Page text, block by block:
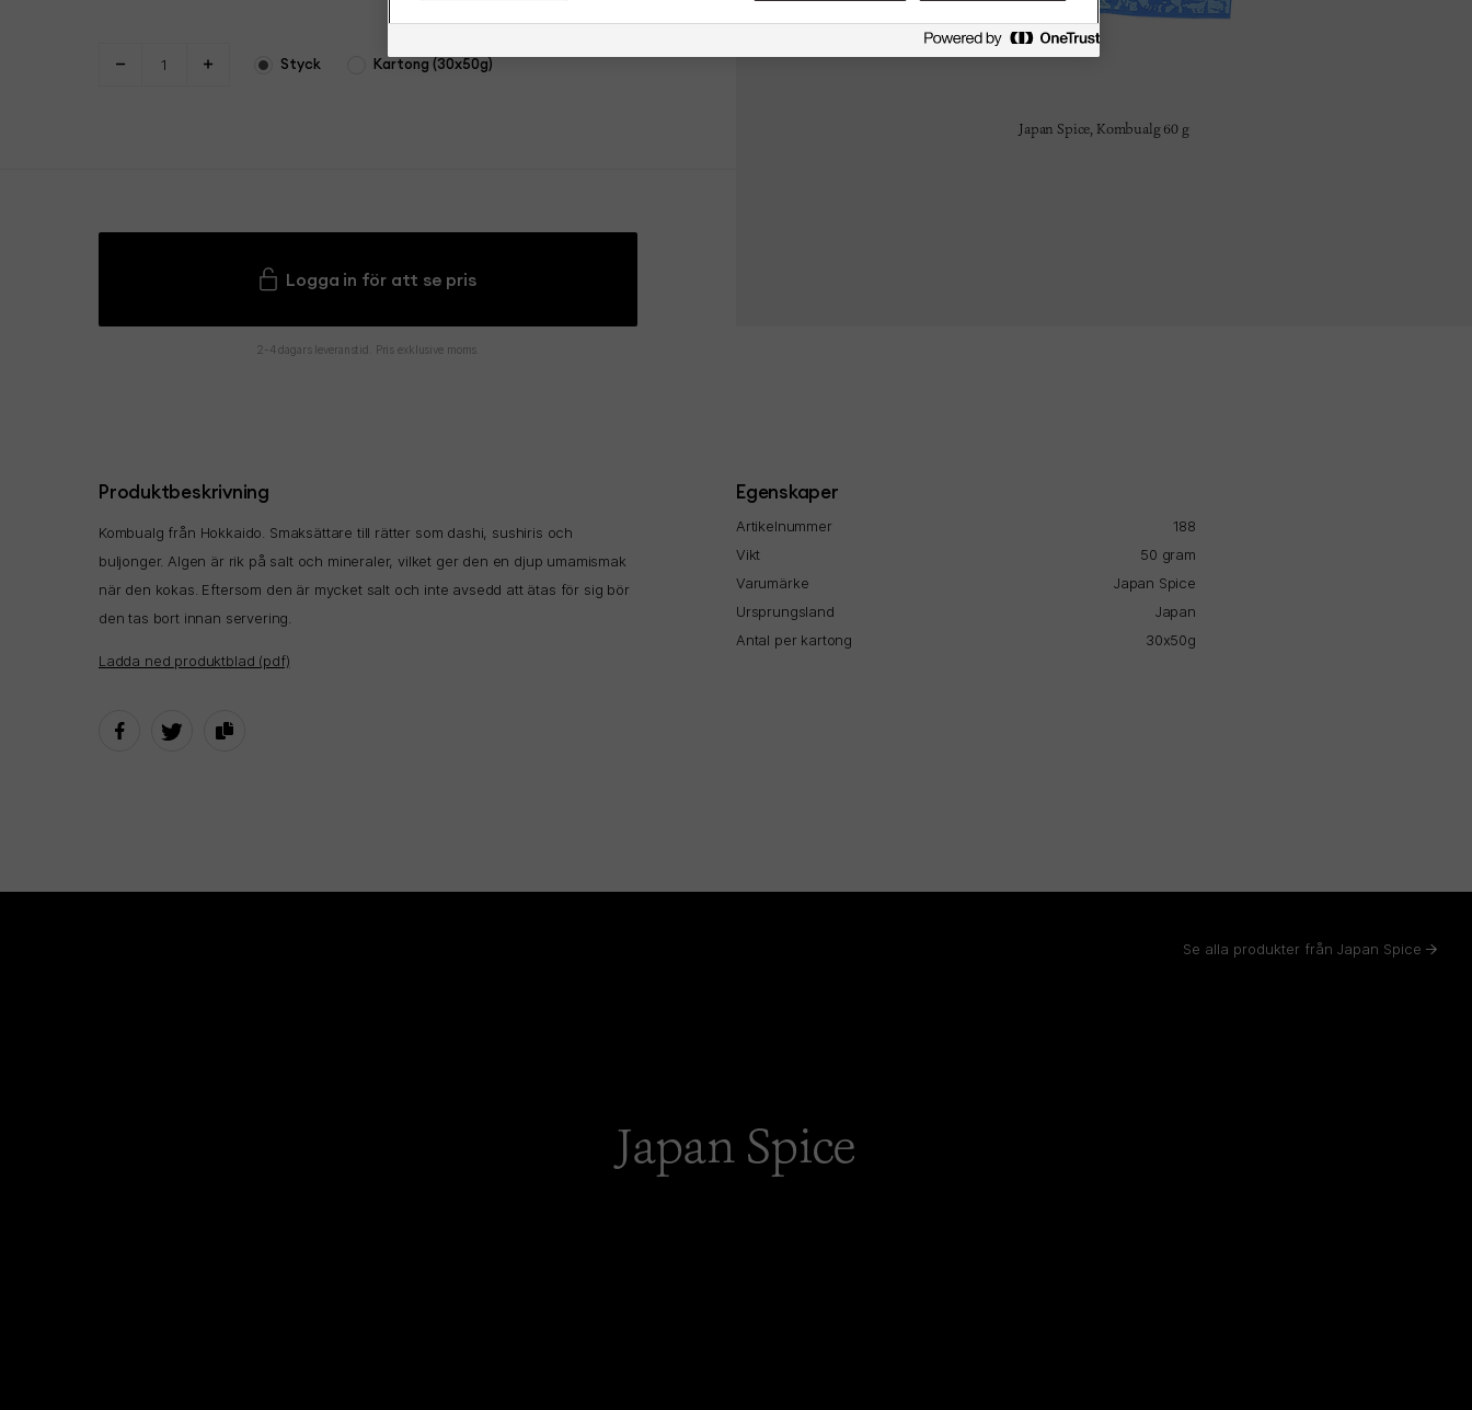
Styck Kartong (30x50g)
Logga in för att se pris
2-4 dagars leveranstid. Pris exklusive moms.
Japan Spice, Kombualg 60 g
Produktbeskrivning
Kombualg från Hokkaido. Smaksättare till rätter som dashi, sushiris och
buljonger. Algen är rik på salt och mineraler, vilket ger den en djup umamismak
när den kokas. Eftersom den är mycket salt och inte avsedd att ätas för sig bör
den tas bort innan servering.
Ladda ned produktblad (pdf)
Egenskaper
Artikelnummer
188
Vikt
50 gram
Varumärke
Japan Spice
Ursprungsland
Japan
Antal per kartong
30x50g
Japan Spice
Se alla produkter från Japan Spice